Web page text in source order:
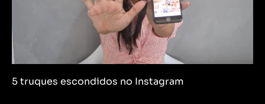
5 truques escondidos no Instagram